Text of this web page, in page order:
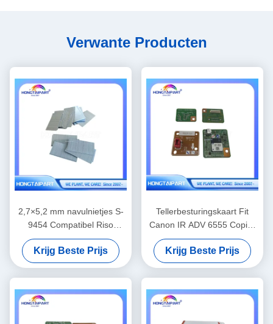
Verwante Producten
2,7×5,2 mm navulnietjes S-
9454 Compatibel Riso
Finisher Binding
Vervangingsbenodigdheden
Krijg Beste Prijs
Tellerbesturingskaart Fit
Canon IR ADV 6555 Copier
reserveonderdelen
Krijg Beste Prijs